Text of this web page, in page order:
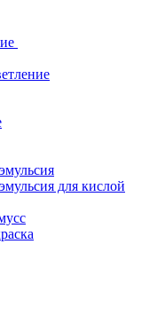
для кислой